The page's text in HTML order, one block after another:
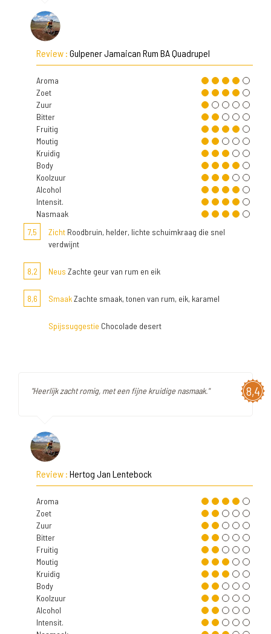
Review : Gulpener Jamaican Rum BA Quadrupel
Aroma
Zoet
Zuur
Bitter
Fruitig
Moutig
Kruidig
Body
Koolzuur
Alcohol
Intensit.
Nasmaak
7,5
Zicht Roodbruin, helder, lichte schuimkraag die snel
verdwijnt
8,2 Neus Zachte geur van rum en eik
8,6 SmaakZachte smaak, tonen van rum, eik, karamel
Spijssuggestie Chocolade desert
8,4
"Heerlijk zacht romig, met een fijne kruidige nasmaak."
Review : Hertog Jan Lentebock
Aroma
Zoet
Zuur
Bitter
Fruitig
Moutig
Kruidig
Body
Koolzuur
Alcohol
Intensit.